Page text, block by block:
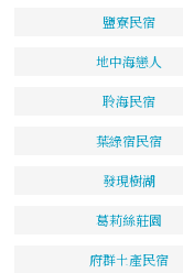
鹽寮民宿
地中海戀人
聆海民宿
葉綠宿民宿
發現樹湖
葛莉絲莊園
府群土產民宿